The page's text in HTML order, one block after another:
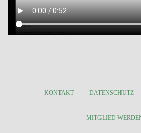
KONTAKT DATENSCHUTZ
MITGLIED